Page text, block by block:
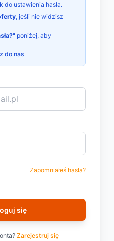
do ustawienia hasła.
, jeśli nie widzisz
poniżej, aby
do nas
Zapomniałeś hasła?
się
Zarejestruj się